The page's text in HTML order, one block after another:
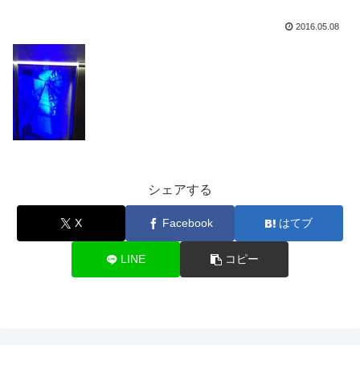
2016.05.08
シェアする
X Facebook はてブ
LINE コピー